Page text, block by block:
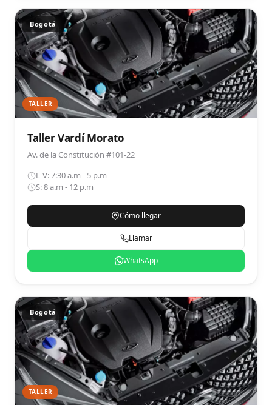
Bogotá
TALLER
Taller Vardí Morato
Av. de la Constitución #101-22
L-V: 7:30 a.m - 5 p.m
S: 8 a.m - 12 p.m
Cómo llegar
Llamar
WhatsApp
Bogotá
TALLER